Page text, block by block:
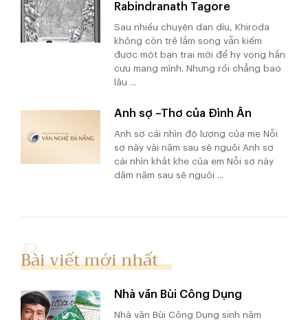
Rabindranath Tagore
Sau nhiều chuyện dan díu, Khiroda
không còn trẻ lắm song vẫn kiếm
được một bạn trai mới để hy vọng hắn
cưu mang mình. Nhưng rồi chẳng bao
lâu ...
Anh sợ –Thơ của Đình Ân
Anh sợ cái nhìn độ lượng của mẹ Nỗi
sợ này vài năm sau sẽ nguôi Anh sợ
cái nhìn khắt khe của em Nỗi sợ này
dăm năm sau sẽ nguôi ...
Bài viết mới nhất
Nhà văn Bùi Công Dụng
Nhà văn Bùi Công Dụng sinh năm